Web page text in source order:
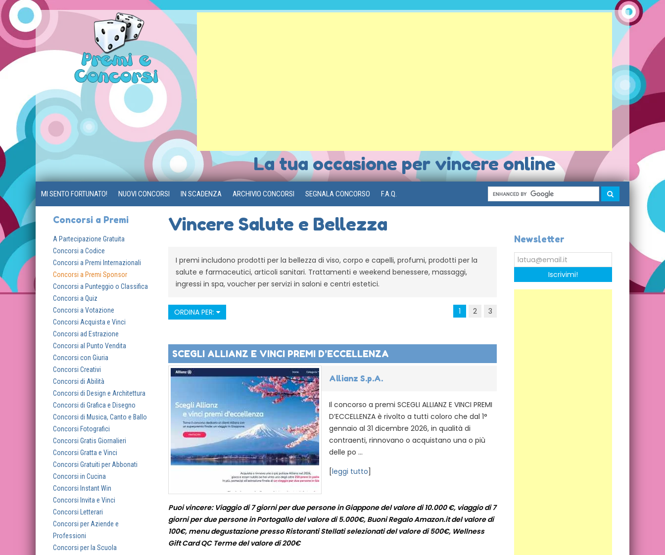
La tua occasione per vincere online
MI SENTO FORTUNATO! NUOVI CONCORSI IN SCADENZA ARCHIVIO CONCORSI SEGNALA CONCORSO F.A.Q.
Concorsi a Premi
A Partecipazione Gratuita
Concorsi a Codice
Concorsi a Premi Internazionali
Concorsi a Premi Sponsor
Concorsi a Punteggio o Classifica
Concorsi a Quiz
Concorsi a Votazione
Concorsi Acquista e Vinci
Concorsi ad Estrazione
Concorsi al Punto Vendita
Concorsi con Giuria
Concorsi Creativi
Concorsi di Abilità
Concorsi di Design e Architettura
Concorsi di Grafica e Disegno
Concorsi di Musica, Canto e Ballo
Concorsi Fotografici
Concorsi Gratis Giornalieri
Concorsi Gratta e Vinci
Concorsi Gratuiti per Abbonati
Concorsi in Cucina
Concorsi Instant Win
Concorsi Invita e Vinci
Concorsi Letterari
Concorsi per Aziende e
Professioni
Concorsi per la Scuola
Vincere Salute e Bellezza
I premi includono prodotti per la bellezza di viso, corpo e capelli, profumi, prodotti per la
salute e farmaceutici, articoli sanitari. Trattamenti e weekend benessere, massaggi,
ingressi in spa, voucher per servizi in saloni e centri estetici.
ORDINA PER: 1 2 3
SCEGLI ALLIANZ E VINCI PREMI D’ECCELLENZA
Allianz S.p.A.
Il concorso a premi SCEGLI ALLIANZ E VINCI PREMI
D’ECCELLENZA è rivolto a tutti coloro che dal 1°
gennaio al 31 dicembre 2026, in qualità di
contraenti, rinnovano o acquistano una o più
delle po ...
[leggi tutto]
Puoi vincere: Viaggio di 7 giorni per due persone in Giappone del valore di 10.000 €, viaggio di 7
giorni per due persone in Portogallo del valore di 5.000€, Buoni Regalo Amazon.it del valore di
100€, menu degustazione presso Ristoranti Stellati selezionati del valore di 500€, Wellness
Gift Card QC Terme del valore di 200€
Newsletter
Iscrivimi!